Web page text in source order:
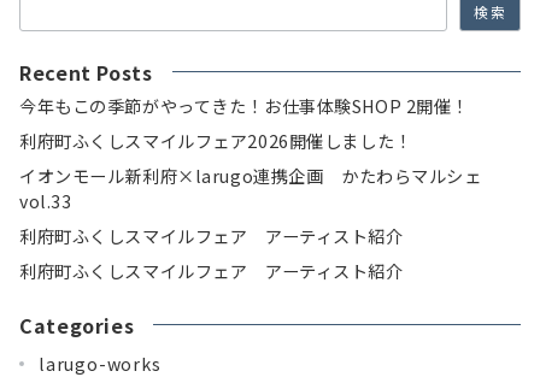
検索
Recent Posts
今年もこの季節がやってきた！お仕事体験SHOP 2開催！
利府町ふくしスマイルフェア2026開催しました！
イオンモール新利府×larugo連携企画 かたわらマルシェ
vol.33
利府町ふくしスマイルフェア アーティスト紹介
利府町ふくしスマイルフェア アーティスト紹介
Categories
larugo-works